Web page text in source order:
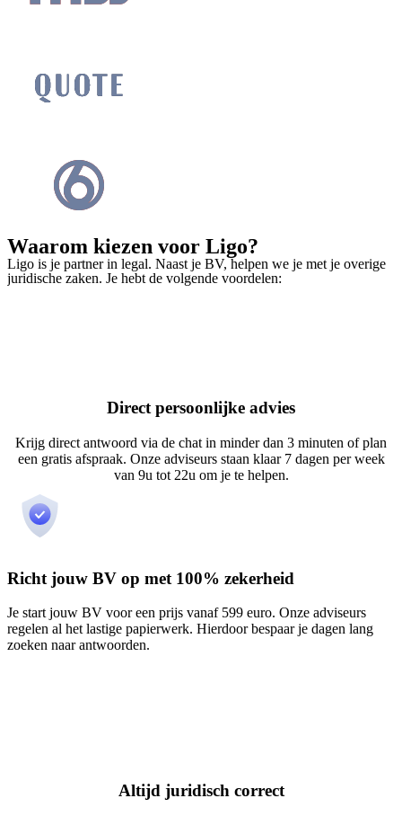
Waarom kiezen voor Ligo?
Ligo is je partner in legal. Naast je BV, helpen we je met je overige
juridische zaken. Je hebt de volgende voordelen:
Direct persoonlijke advies
Krijg direct antwoord via de chat in minder dan 3 minuten of plan
een gratis afspraak. Onze adviseurs staan klaar 7 dagen per week
van 9u tot 22u om je te helpen.
Richt jouw BV op met 100% zekerheid
Je start jouw BV voor een prijs vanaf 599 euro. Onze adviseurs
regelen al het lastige papierwerk. Hierdoor bespaar je dagen lang
zoeken naar antwoorden.
Altijd juridisch correct